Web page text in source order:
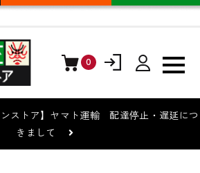
0
ログイン
ストア】ヤマト運輸 配達停止・遅延につ
きまして